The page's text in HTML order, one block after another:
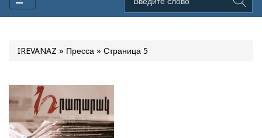
IREVANAZ » Пресса » Страница 5